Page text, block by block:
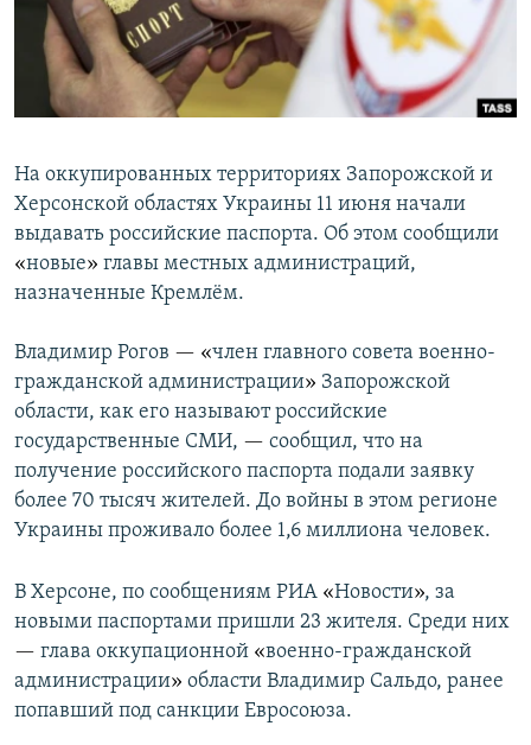
На оккупированных территориях Запорожской и
Херсонской областях Украины 11 июня начали
выдавать российские паспорта. Об этом сообщили
«новые» главы местных администраций,
назначенные Кремлём.
Владимир Рогов — «член главного совета военно-
гражданской администрации» Запорожской
области, как его называют российские
государственные СМИ, — сообщил, что на
получение российского паспорта подали заявку
более 70 тысяч жителей. До войны в этом регионе
Украины проживало более 1,6 миллиона человек.
В Херсоне, по сообщениям РИА «Новости», за
новыми паспортами пришли 23 жителя. Среди них
— глава оккупационной «военно-гражданской
администрации» области Владимир Сальдо, ранее
попавший под санкции Евросоюза.